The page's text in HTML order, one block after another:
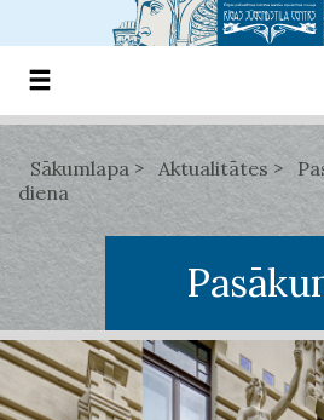
Sākumlapa Aktualitātes
diena